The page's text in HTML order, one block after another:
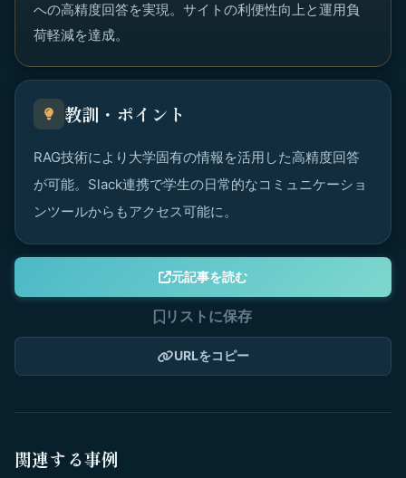
への高精度回答を実現。サイトの利便性向上と運用負
荷軽減を達成。
教訓・ポイント
RAG技術により大学固有の情報を活用した高精度回答
が可能。Slack連携で学生の日常的なコミュニケーショ
ンツールからもアクセス可能に。
元記事を読む
リストに保存
URLをコピー
関連する事例